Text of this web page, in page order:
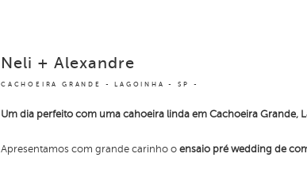
CACHOEIRA GRANDE - LAGOINHA - SP
Neli + Alexandre
Um dia perfeito com uma cahoeira linda em Cachoeira Grande,
Apresentamos com grande carinho o ensaio pré wedding de